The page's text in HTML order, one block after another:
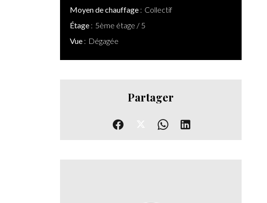
Moyen de chauffage
Collectif
Étage
5ème étage / 5
Vue
Dégagée
Partager